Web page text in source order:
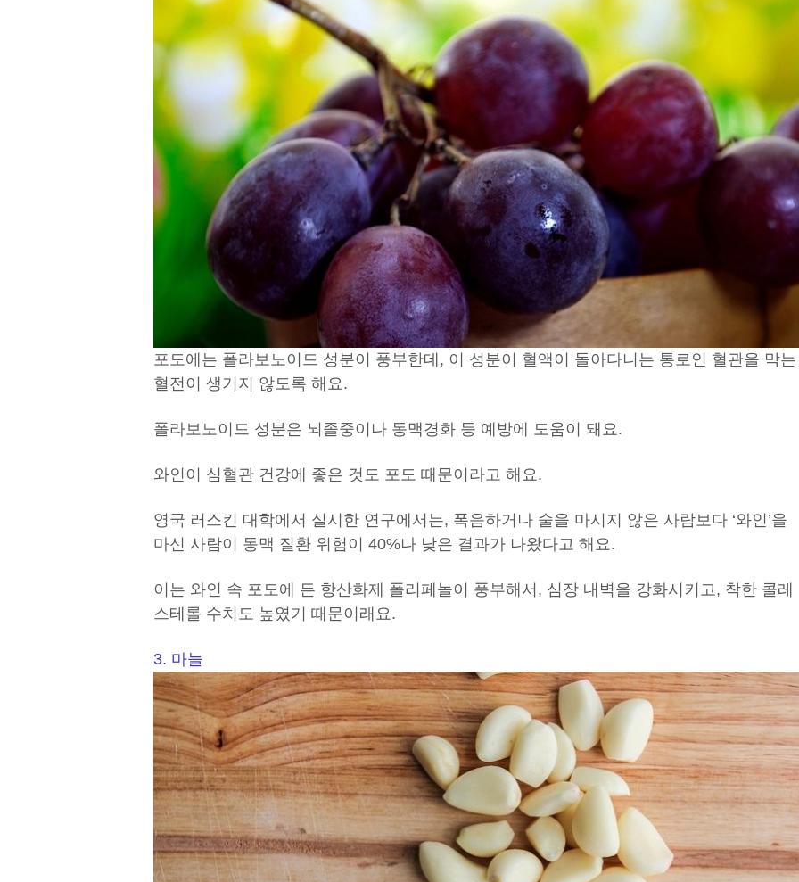
포도에는 폴라보노이드 성분이 풍부한데, 이 성분이 혈액이 돌아다니는 통로인 혈관을 막는
혈전이 생기지 않도록 해요.
폴라보노이드 성분은 뇌졸중이나 동맥경화 등 예방에 도움이 돼요.
와인이 심혈관 건강에 좋은 것도 포도 때문이라고 해요.
영국 러스킨 대학에서 실시한 연구에서는, 폭음하거나 술을 마시지 않은 사람보다 ‘와인’을
마신 사람이 동맥 질환 위험이 40%나 낮은 결과가 나왔다고 해요.
이는 와인 속 포도에 든 항산화제 폴리페놀이 풍부해서, 심장 내벽을 강화시키고, 착한 콜레
스테롤 수치도 높였기 때문이래요.
3. 마늘